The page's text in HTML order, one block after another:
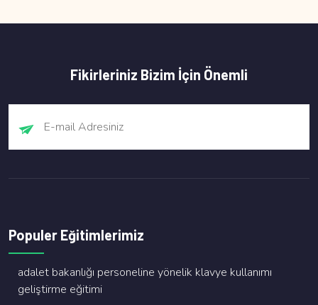
Fikirleriniz Bizim İçin Önemli
Populer Eğitimlerimiz
adalet bakanliği personeli̇ne yöneli̇k klavye kullanimi
geli̇şti̇rme eği̇ti̇mi̇